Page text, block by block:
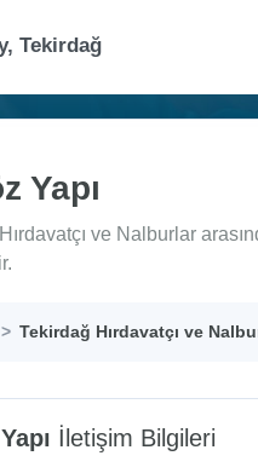
Yapı
ve Nalburlar
Tekirdağ Hırdavatçı ve
İletişim Bilgileri